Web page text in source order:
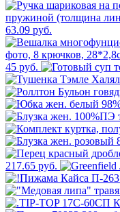
63.09 руб.
45 руб.
217.65 руб.